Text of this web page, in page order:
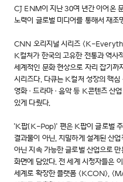
CJ ENM이 지난 30여 년간 이어온
노력이 글로벌 미디어를 통해서 재조
CNN 오리지널 시리즈 <K-
K컬처가 한국의 고유한 전통과 역사
세계적인 문화 현상으로 자리 잡기
시리즈다. 다큐는 K컬처 성장의 핵심
영화·드라마·음악 등 K콘텐츠 산
있게 다뤘다.
'K팝(K-Pop)' 편은 K팝이 글로벌 주
결과물이 아닌, 치밀하게 설계된 산
아닌 지속 가능한 글로벌 산업으로
화면에 담았다. 전 세계 시청자들은
세계로 확장한 플랫폼 <KCON>,